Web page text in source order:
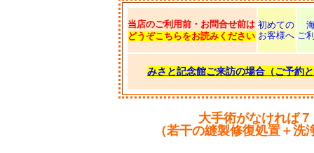
当店のご利用前・お問合せ前は
どうぞこちらをお読みください
初めての
お客様へ ご
みさと記念館ご来訪の場合（ご予約
大手術がなければ
（若干の縫製修復処置＋